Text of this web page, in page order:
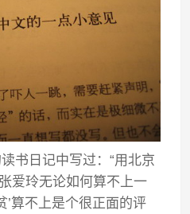
书日记中写过：“用北京
爱玲无论如何算不上一
’算不上是个很正面的评